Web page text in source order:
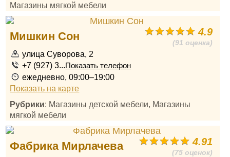
Магазины мягкой мебели
4.9
(91 оценка)
Мишкин Сон
улица Суворова, 2
+7 (927) 3...Показать телефон
ежедневно, 09:00–19:00
Показать на карте
Рубрики: Магазины детской мебели, Магазины
мягкой мебели
4.91
(75 оценок)
Фабрика Мирлачева